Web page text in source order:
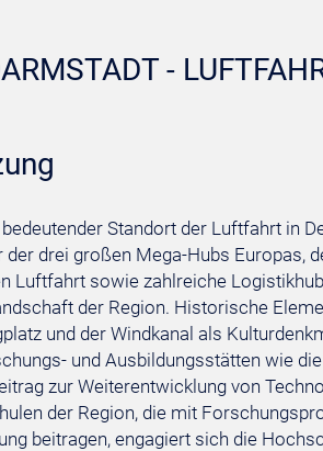
-
Standort der Luftfahrt in
drei großen Mega-Hubs Europas,
Luftfahrt sowie zahlreiche
der Region. Historische
und der Windkanal als
und Ausbildungsstätten wie
zur Weiterentwicklung von
der Region, die mit
beitragen, engagiert sich die